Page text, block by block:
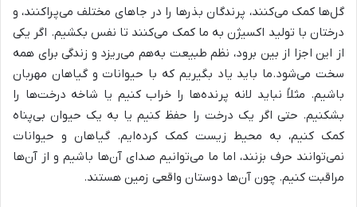
گل‌ها کمک می‌کنند، پرندگان بذرها را در جاهای مختلف می‌پراکنند، و
درختان با تولید اکسیژن به ما کمک می‌کنند تا نفس بکشیم. اگر یکی
از این اجزا از بین برود، نظم طبیعت به‌هم می‌ریزد و زندگی برای همه
سخت می‌شود.ما باید یاد بگیریم که با حیوانات و گیاهان مهربان
باشیم. مثلاً نباید لانه پرنده‌ها را خراب کنیم یا شاخه درخت‌ها را
بشکنیم. حتی اگر یک درخت را حفظ کنیم یا به یک حیوان بی‌پناه
کمک کنیم، به محیط زیست کمک کرده‌ایم. گیاهان و حیوانات
نمی‌توانند حرف بزنند، اما ما می‌توانیم صدای آن‌ها باشیم و از آن‌ها
مراقبت کنیم. چون آن‌ها دوستان واقعی زمین هستند.